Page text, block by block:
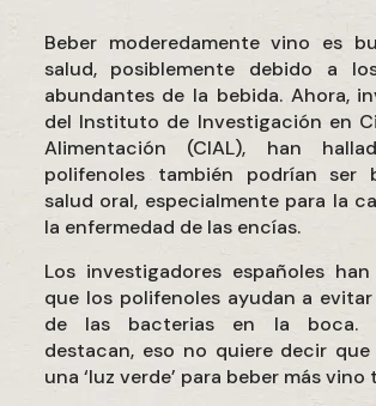
Beber moderedamente vino es
salud, posiblemente debido a
abundantes de la bebida. Ahora,
del Instituto de Investigación en
Alimentación (CIAL), han
polifenoles también podrían ser
salud oral, especialmente para la
la enfermedad de las encías.
Los investigadores españoles
que los polifenoles ayudan a
de las bacterias en la boca.
destacan, eso no quiere decir
una ‘luz verde’ para beber más vino